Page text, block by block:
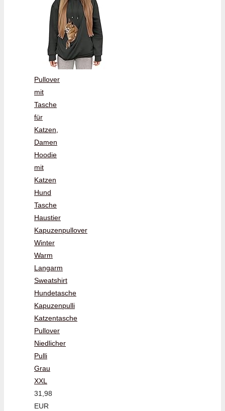
Pullover
mit
Tasche
für
Katzen,
Damen
Hoodie
mit
Katzen
Hund
Tasche
Haustier
Kapuzenpullover
Winter
Warm
Langarm
Sweatshirt
Hundetasche
Kapuzenpulli
Katzentasche
Pullover
Niedlicher
Pulli
Grau
XXL
31,98
EUR